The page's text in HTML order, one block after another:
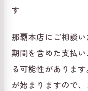
す
那覇本店にご相談
期間を含めた支払
る可能性がありま
が始まりますので